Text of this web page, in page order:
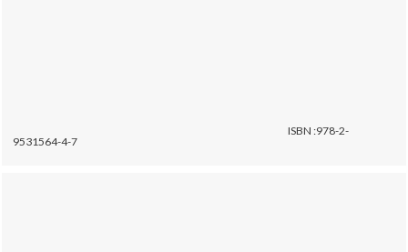
ISBN :978-2-
9531564-4-7